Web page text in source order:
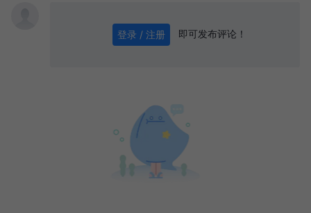
登录 / 注册 即可发布评论！